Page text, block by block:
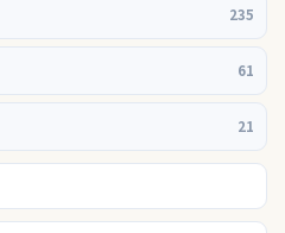
235
61
21